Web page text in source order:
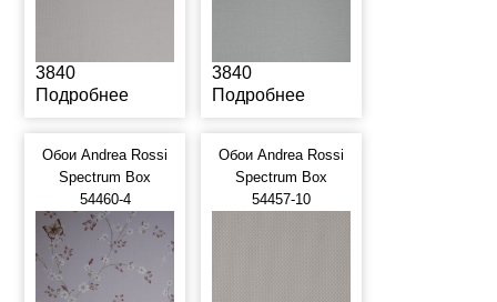
3840
Подробнее
3840
Подробнее
Обои Andrea Rossi
Spectrum Box
54460-4
Обои Andrea Rossi
Spectrum Box
54457-10